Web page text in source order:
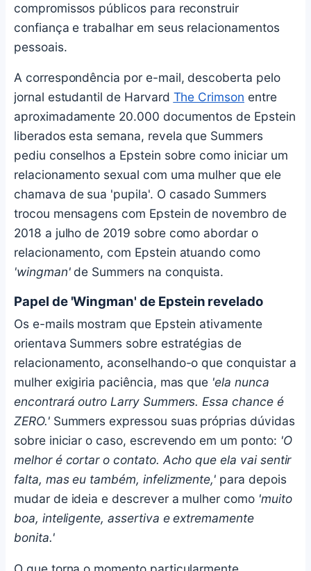
compromissos públicos para reconstruir
confiança e trabalhar em seus relacionamentos
pessoais.
A correspondência por e-mail, descoberta pelo
jornal estudantil de Harvard The Crimson entre
aproximadamente 20.000 documentos de Epstein
liberados esta semana, revela que Summers
pediu conselhos a Epstein sobre como iniciar um
relacionamento sexual com uma mulher que ele
chamava de sua 'pupila'. O casado Summers
trocou mensagens com Epstein de novembro de
2018 a julho de 2019 sobre como abordar o
relacionamento, com Epstein atuando como
'wingman'de Summers na conquista.
Papel de 'Wingman' de Epstein revelado
Os e-mails mostram que Epstein ativamente
orientava Summers sobre estratégias de
relacionamento, aconselhando-o que conquistar a
mulher exigiria paciência, mas que 'ela nunca
encontrará outro Larry Summers. Essa chance é
ZERO.'Summers expressou suas próprias dúvidas
sobre iniciar o caso, escrevendo em um ponto: 'O
melhor é cortar o contato. Acho que ela vai sentir
falta, mas eu também, infelizmente,' para depois
mudar de ideia e descrever a mulher como 'muito
boa, inteligente, assertiva e extremamente
bonita.'